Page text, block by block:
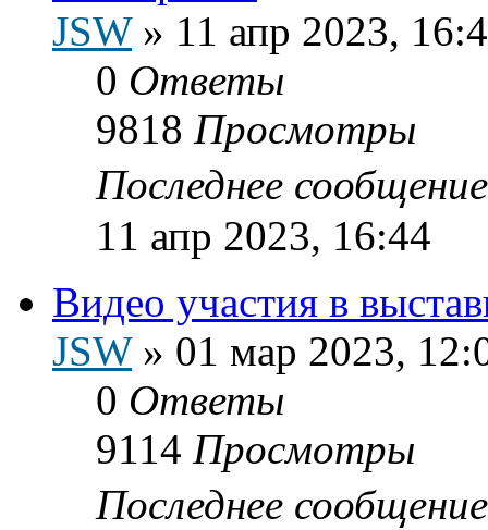
JSW» 11 апр 2023,
0 Ответы
9818 Просмотры
Последнее
11 апр 2023, 16:44
Видео участия в
JSW» 01 мар 2023,
0 Ответы
9114 Просмотры
Последнее